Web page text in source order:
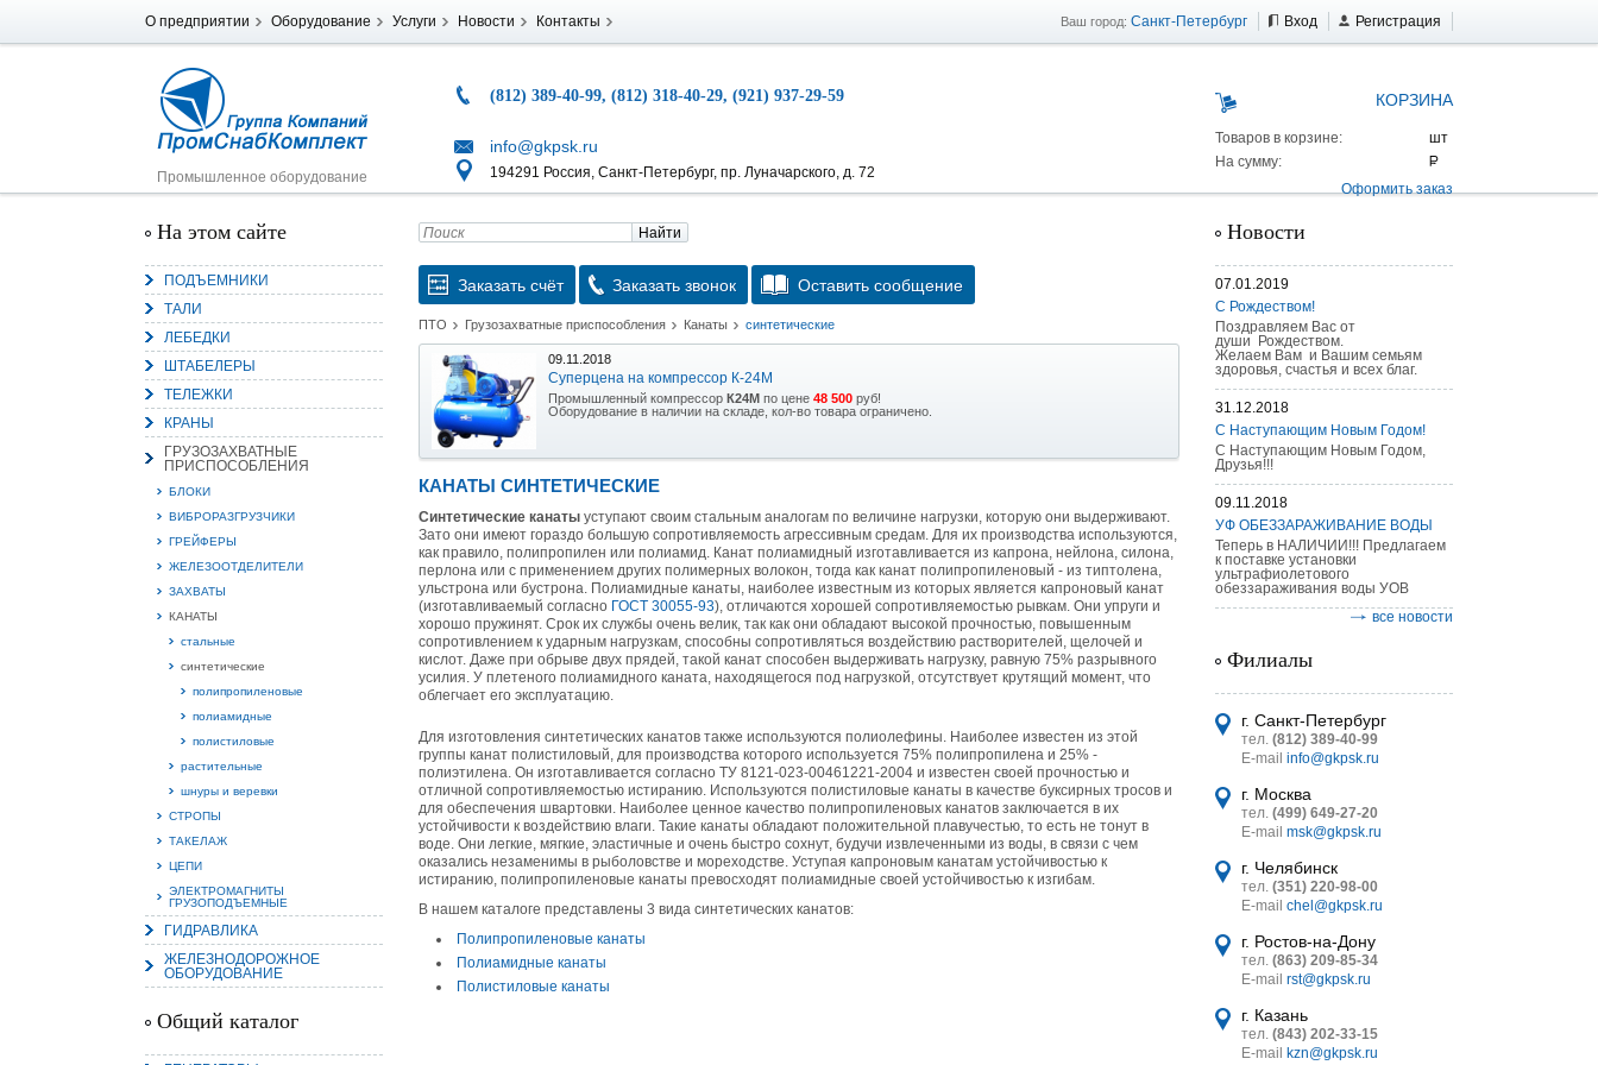
О предприятии Оборудование Услуги Новости Контакты Ваш город: Санкт-Петербург Вход Регистрация
Промышленное оборудование
(812) 389-40-99, (812) 318-40-29, (921) 937-29-59
info@gkpsk.ru
194291 Россия, Санкт-Петербург, пр. Луначарского, д. 72
КОРЗИНА
Товаров в корзине:
На сумму:
Оформить заказ
На этом сайте
ПОДЪЕМНИКИ
ТАЛИ
ЛЕБЕДКИ
ШТАБЕЛЕРЫ
ТЕЛЕЖКИ
КРАНЫ
ГРУЗОЗАХВАТНЫЕ
ПРИСПОСОБЛЕНИЯ
БЛОКИ
ВИБРОРАЗГРУЗЧИКИ
ГРЕЙФЕРЫ
ЖЕЛЕЗООТДЕЛИТЕЛИ
ЗАХВАТЫ
КАНАТЫ
стальные
синтетические
полипропиленовые
полиамидные
полистиловые
растительные
шнуры и веревки
СТРОПЫ
ТАКЕЛАЖ
ЦЕПИ
ЭЛЕКТРОМАГНИТЫ
ГРУЗОПОДЪЕМНЫЕ
ГИДРАВЛИКА
ЖЕЛЕЗНОДОРОЖНОЕ
ОБОРУДОВАНИЕ
Общий каталог
Найти
Заказать счёт Заказать звонок Оставить сообщение
ПТО Грузозахватные приспособления Канаты синтетические
09.11.2018
Суперцена на компрессор К-24М
Промышленный компрессор К24М по цене 48 500 руб!
Оборудование в наличии на складе, кол-во товара ограничено.
15.10.2018
Уникальная возможность приобрести (в наличии на складе) тележку гидравлическую AS 25 г/п
05.09.2018
Новое поступление на склад насосов
Насосы Calpeda в НАЛИЧИИ
https://www.1nasos.ru/vodosnabzhenie-otoplenie/calpeda-mxh-203e
15.01.2018
Ручные насосы НБУ без торговой наценки!
Поступление насосов НБУ 700-02 на склад в Спб. Купите сегодня по цене производителя!
Насос бочковой универсальный НБУ 700-02 предназначен для перекачивания пищевых растительных
15.01.2018
Распродажа подъемного оборудования BRANO и насосов ИРТЫШ
Оборудование в наличии на складе!!! Цены фиксированы!
03.03.2017
Акция на Пневмонагнетатель ТОПОЛЬ 300 ТРАНСМИКС и Растворосмеситель
СКАУТ MINI
снижены!
Товар имеется в наличии на складе.
28.02.2017
Наклонный подъемник Minor Escalera по цене 2014 года
Стоимость 260 000 руб!
КАНАТЫ СИНТЕТИЧЕСКИЕ
Синтетические канаты уступают своим стальным аналогам по величине нагрузки, которую они выдерживают.
Зато они имеют гораздо большую сопротивляемость агрессивным средам. Для их производства используются,
как правило, полипропилен или полиамид. Канат полиамидный изготавливается из капрона, нейлона, силона,
перлона или с применением других полимерных волокон, тогда как канат полипропиленовый - из типтолена,
ульстрона или бустрона. Полиамидные канаты, наиболее известным из которых является капроновый канат
(изготавливаемый согласно ГОСТ 30055-93), отличаются хорошей сопротивляемостью рывкам. Они упруги и
хорошо пружинят. Срок их службы очень велик, так как они обладают высокой прочностью, повышенным
сопротивлением к ударным нагрузкам, способны сопротивляться воздействию растворителей, щелочей и
кислот. Даже при обрыве двух прядей, такой канат способен выдерживать нагрузку, равную 75% разрывного
усилия. У плетеного полиамидного каната, находящегося под нагрузкой, отсутствует крутящий момент, что
облегчает его эксплуатацию.
Для изготовления синтетических канатов также используются полиолефины. Наиболее известен из этой
группы канат полистиловый, для производства которого используется 75% полипропилена и 25% -
полиэтилена. Он изготавливается согласно ТУ 8121-023-00461221-2004 и известен своей прочностью и
отличной сопротивляемостью истиранию. Используются полистиловые канаты в качестве буксирных тросов и
для обеспечения швартовки. Наиболее ценное качество полипропиленовых канатов заключается в их
устойчивости к воздействию влаги. Такие канаты обладают положительной плавучестью, то есть не тонут в
воде. Они легкие, мягкие, эластичные и очень быстро сохнут, будучи извлеченными из воды, в связи с чем
оказались незаменимы в рыболовстве и мореходстве. Уступая капроновым канатам устойчивостью к
истиранию, полипропиленовые канаты превосходят полиамидные своей устойчивостью к изгибам.
В нашем каталоге представлены 3 вида синтетических канатов:
Полипропиленовые канаты
Полиамидные канаты
Полистиловые канаты
Новости
07.01.2019
С Рождеством!
Поздравляем Вас от
души Рождеством.
Желаем Вам и Вашим семьям
здоровья, счастья и всех благ.
31.12.2018
С Наступающим Новым Годом!
С Наступающим Новым Годом,
Друзья!!!
09.11.2018
УФ ОБЕЗЗАРАЖИВАНИЕ ВОДЫ
Теперь в НАЛИЧИИ!!! Предлагаем
к поставке установки
ультрафиолетового
обеззараживания воды УОВ
все новости
Филиалы
г. Санкт-Петербург
тел. (812) 389-40-99
E-mail info@gkpsk.ru
г. Москва
тел. (499) 649-27-20
E-mail msk@gkpsk.ru
г. Челябинск
тел. (351) 220-98-00
E-mail chel@gkpsk.ru
г. Ростов-на-Дону
тел. (863) 209-85-34
E-mail rst@gkpsk.ru
г. Казань
тел. (843) 202-33-15
E-mail
kzn@gkpsk.ru